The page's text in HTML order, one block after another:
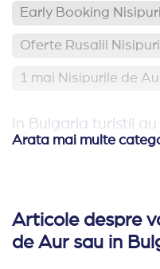
Early Booking
Oferte Rusalii
1 mai Nisipurile de
In Bulgaria turistii
Hoteluri aproape de
Hoteluri family club
Arata mai multe
Articole despre
de Aur sau in